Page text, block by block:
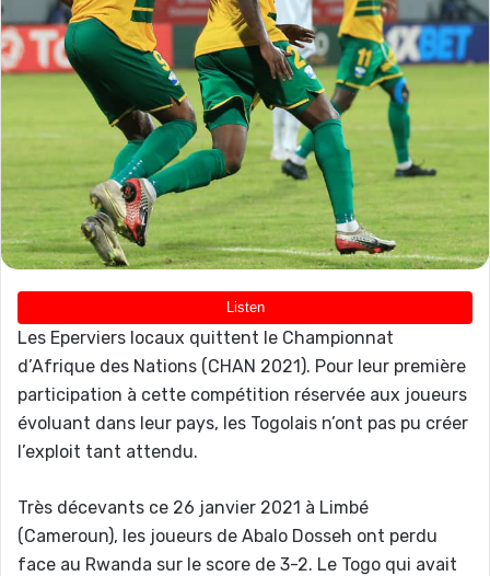
Les Eperviers locaux quittent le Championnat
d’Afrique des Nations (CHAN 2021). Pour leur première
participation à cette compétition réservée aux joueurs
évoluant dans leur pays, les Togolais n’ont pas pu créer
l’exploit tant attendu.
Très décevants ce 26 janvier 2021 à Limbé
(Cameroun), les joueurs de Abalo Dosseh ont perdu
face au Rwanda sur le score de 3-2. Le Togo qui avait